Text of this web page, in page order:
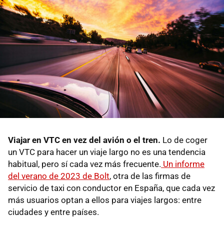
Viajar en VTC en vez del avión o el tren. Lo de coger
un VTC para hacer un viaje largo no es una tendencia
habitual, pero sí cada vez más frecuente. Un informe
del verano de 2023 de Bolt, otra de las firmas de
servicio de taxi con conductor en España, que cada vez
más usuarios optan a ellos para viajes largos: entre
ciudades y entre países.